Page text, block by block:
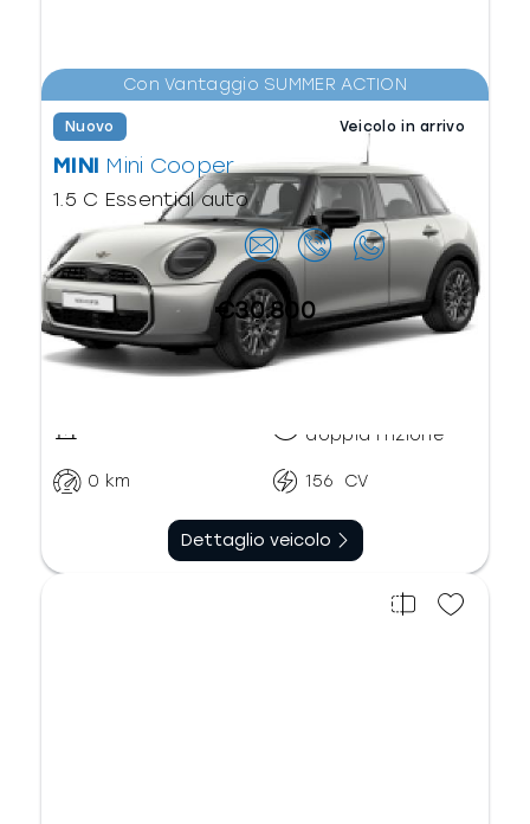
Con Vantaggio SUMMER ACTION
Nuovo Veicolo in arrivo
MINI Mini Cooper
1.5 C Essential auto
Contattaci
€30.800
doppia frizione
0 km 156 CV
Dettaglio veicolo